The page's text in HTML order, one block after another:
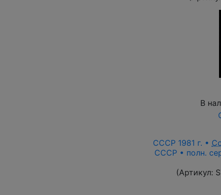
В
СССР 1981 г. •
СССР • полн.
(Артикул: